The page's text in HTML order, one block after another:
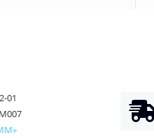
01